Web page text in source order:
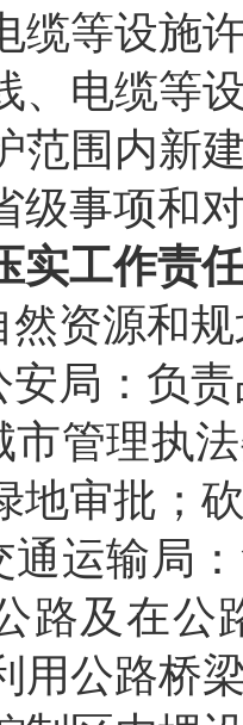
缆等设施
、电缆等
范围内新
级事项和
实工作责
然资源和
安局：负
市管理执
地审批；
通运输局
路及在公
用公路桥